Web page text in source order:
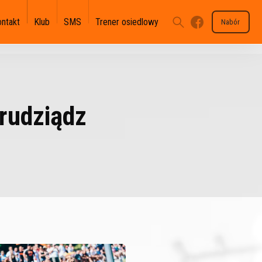
U-17 II-III - II WLJM
Klub SMS
Trener osiedlowy
Nabór